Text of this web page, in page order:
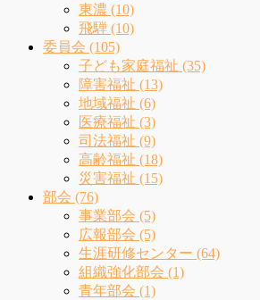
東濃 (10)
飛騨 (10)
委員会 (105)
子ども家庭福祉 (35)
障害福祉 (13)
地域福祉 (6)
医療福祉 (3)
司法福祉 (9)
高齢福祉 (18)
災害福祉 (15)
部会 (76)
事業部会 (5)
広報部会 (5)
生涯研修センター (64)
組織強化部会 (1)
青年部会 (1)